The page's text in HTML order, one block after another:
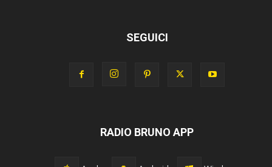
SEGUICI
RADIO BRUNO APP